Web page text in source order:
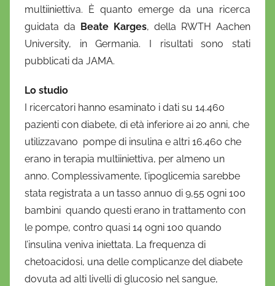
l
a
D
o
multiiniettiva. È quanto emerge da una ricerca
guidata da
Beate Karges, della RWTH Aachen
University, in Germania. I risultati sono stati
pubblicati da JAMA.
Lo studio
I ricercatori hanno esaminato i dati su 14.460
pazienti con diabete, di età inferiore ai 20 anni, che
utilizzavano pompe di insulina e altri 16.460 che
erano in terapia multiiniettiva, per almeno un
anno. Complessivamente, l’ipoglicemia sarebbe
stata registrata a un tasso annuo di 9,55 ogni 100
bambini quando questi erano in trattamento con
le pompe, contro quasi 14 ogni 100 quando
l’insulina veniva iniettata. La frequenza di
chetoacidosi, una delle complicanze del diabete
dovuta ad alti livelli di glucosio nel sangue,